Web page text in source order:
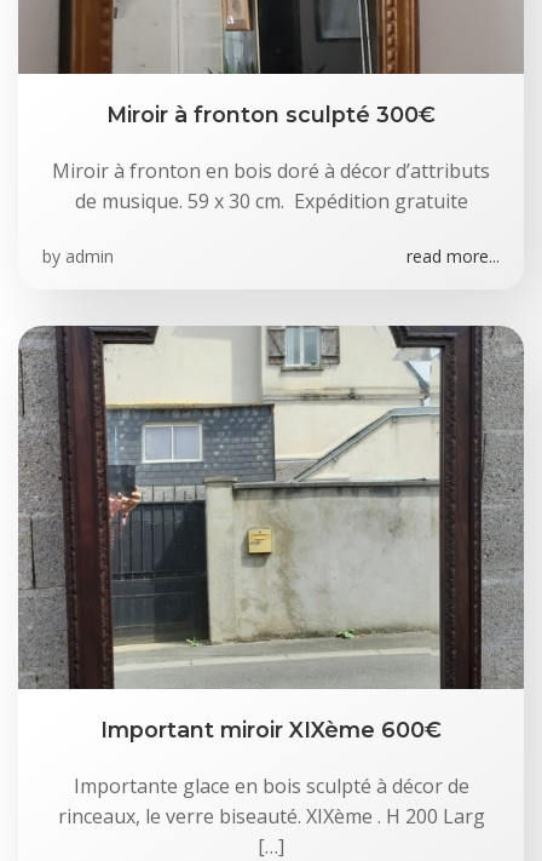
Miroir à fronton sculpté 300€
Miroir à fronton en bois doré à décor d’attributs
de musique. 59 x 30 cm. Expédition gratuite
by admin read more...
Important miroir XIXème 600€
Importante glace en bois sculpté à décor de
rinceaux, le verre biseauté. XIXème . H 200 Larg
[…]